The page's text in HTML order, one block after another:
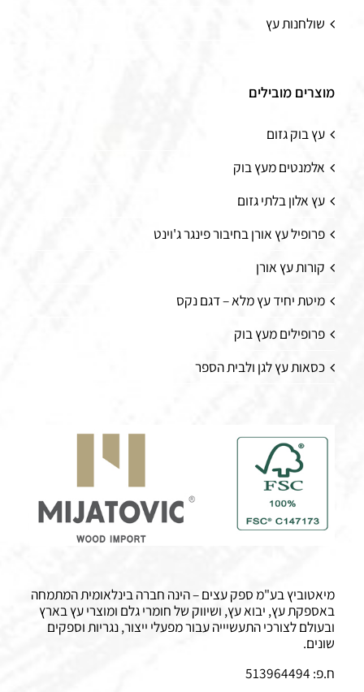
שולחנות עץ
מוצרים מובילים
עץ בוק גזום
אלמנטים מעץ בוק
עץ אלון בלתי גזום
פרופיל עץ אורן בחיבור פינגר ג'וינט
קורות עץ אורן
מיטת יחיד עץ מלא – דגם נקס
פרופילים מעץ בוק
כסאות עץ לגן ולבית הספר
מיאטוביץ בע"מ ספק עצים – הינה חברה בינלאומית המתמחה
באספקת עץ, יבוא עץ, ושיווק של חומרי גלם ומוצרי עץ בארץ
ובעולם לצורכי התעשיייה עבור מפעלי ייצור, נגריות וספקים
שונים.
ח.פ: 513964494